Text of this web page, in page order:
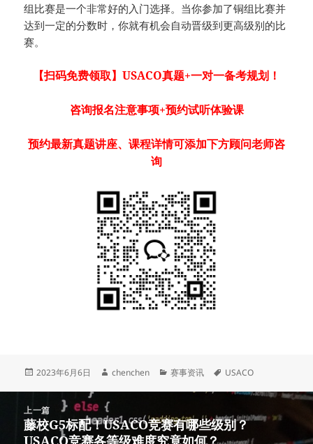
组比赛是一个非常好的入门选择。当你参加了铜组比赛并
达到一定的分数时，你就有机会自动晋级到更高级别的比
赛。
【扫码免费领取】USACO真题+一对一备考规划！
咨询报名注意事项+预约试听体验课
预约最新真题讲座、课程详情可添加下方顾问老师咨
询
发
2023年6月6日
作
chenchen
分
赛事资讯
标
USACO
上一篇
上
篇
藤校G5标配！USACO竞赛有哪些级别？
USACO竞赛各等级难度究竟如何？